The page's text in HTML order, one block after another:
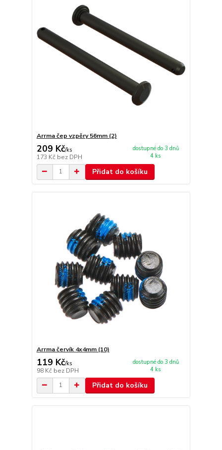
Arrma čep vzpěry 56mm (2)
209 Kč/ks
173 Kč bez DPH
dostupné do 3 dnů
4 ks
Přidat do košíku
Arrma červík 4x4mm (10)
119 Kč/ks
98 Kč bez DPH
dostupné do 3 dnů
4 ks
Přidat do košíku